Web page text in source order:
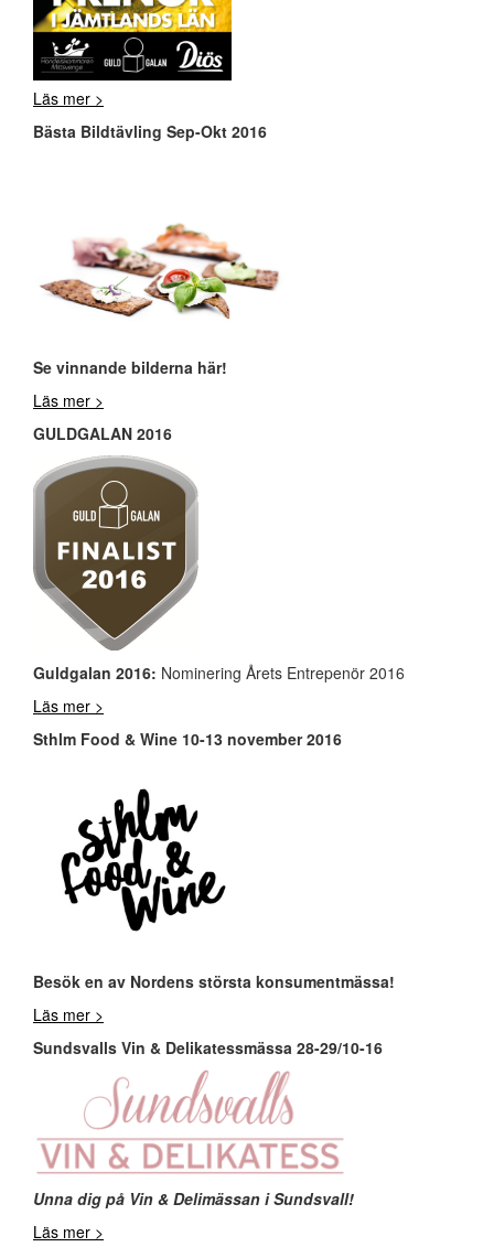
Läs mer >
Bästa Bildtävling Sep-Okt 2016
Se vinnande bilderna här!
Läs mer >
GULDGALAN 2016
Guldgalan 2016: Nominering Årets Entrepenör 2016
Läs mer >
Sthlm Food & Wine 10-13 november 2016
Besök en av Nordens största konsumentmässa!
Läs mer >
Sundsvalls Vin & Delikatessmässa 28-29/10-16
Unna dig på Vin & Delimässan i Sundsvall!
Läs mer >